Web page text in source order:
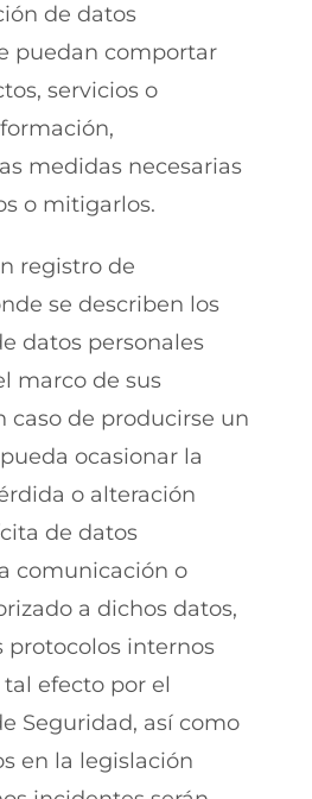
de datos
puedan comportar
servicios o
medidas necesarias
o mitigarlos.
registro de
se describen los
datos personales
marco de sus
caso de producirse un
ocasionar la
o alteración
de datos
comunicación o
a dichos datos,
protocolos internos
efecto por el
Seguridad, así como
en la legislación